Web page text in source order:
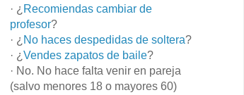
· ¿ Recomiendas cambiar de
profesor?
· ¿ No haces despedidas de soltera?
· ¿ Vendes zapatos de baile?
· No. No hace falta venir en pareja
(salvo menores 18 o mayores 60)